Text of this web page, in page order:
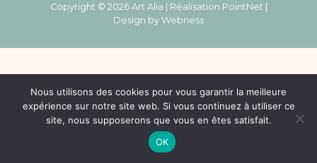
Copyright © 2026 Art Alia | Réalisation PointNet
Design by Webness
Nous utilisons des cookies pour vous garantir la meilleure
expérience sur notre site web. Si vous continuez à utiliser ce
site, nous supposerons que vous en êtes satisfait.
OK